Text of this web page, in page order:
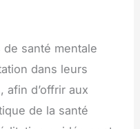
santé mentale
dans leurs
afin d’offrir aux
de la santé